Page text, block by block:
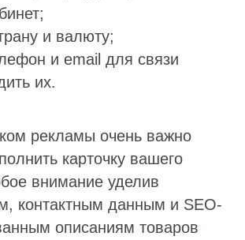
и валюту;
и email для связи
их.
рекламы очень важно
карточку вашего
внимание уделив
контактным данным и SEO-
описаниям товаров